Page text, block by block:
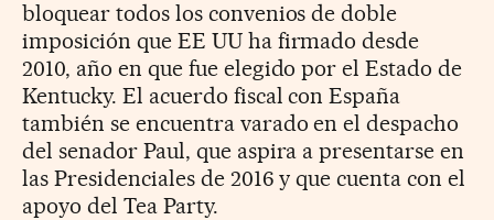
bloquear todos los convenios de doble
imposición que EE UU ha firmado desde
2010, año en que fue elegido por el Estado de
Kentucky. El acuerdo fiscal con España
también se encuentra varado en el despacho
del senador Paul, que aspira a presentarse en
las Presidenciales de 2016 y que cuenta con el
apoyo del Tea Party.